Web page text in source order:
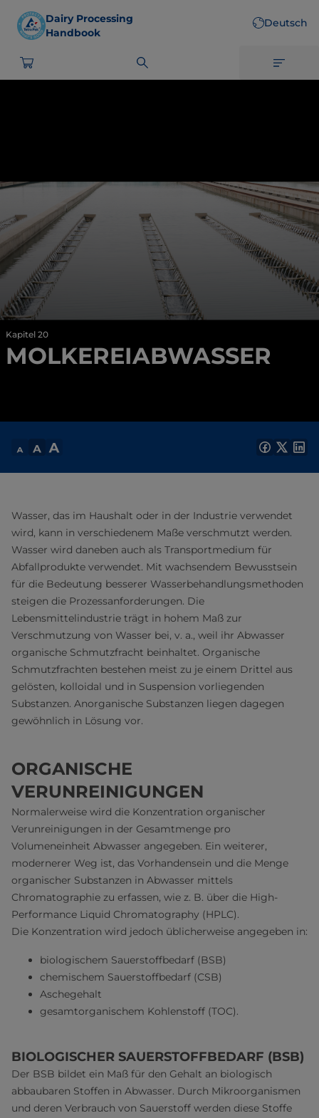
main
content
Dairy Processing
Handbook
Deutsch
Kapitel 20
MOLKEREIABWASSER
Wasser, das im Haushalt oder in der Industrie verwendet
wird, kann in verschiedenem Maße verschmutzt werden.
Wasser wird daneben auch als Transportmedium für
Abfallprodukte verwendet. Mit wachsendem Bewusstsein
für die Bedeutung besserer Wasserbehandlungsmethoden
steigen die Prozessanforderungen. Die
Lebensmittelindustrie trägt in hohem Maß zur
Verschmutzung von Wasser bei, v. a., weil ihr Abwasser
organische Schmutzfracht beinhaltet. Organische
Schmutzfrachten bestehen meist zu je einem Drittel aus
gelösten, kolloidal und in Suspension vorliegenden
Substanzen. Anorganische Substanzen liegen dagegen
gewöhnlich in Lösung vor.
ORGANISCHE
VERUNREINIGUNGEN
Normalerweise wird die Konzentration organischer
Verunreinigungen in der Gesamtmenge pro
Volumeneinheit Abwasser angegeben. Ein weiterer,
modernerer Weg ist, das Vorhandensein und die Menge
organischer Substanzen in Abwasser mittels
Chromatographie zu erfassen, wie z. B. über die High-
Performance Liquid Chromatography (HPLC).
Die Konzentration wird jedoch üblicherweise angegeben in:
biologischem Sauerstoffbedarf (BSB)
chemischem Sauerstoffbedarf (CSB)
Aschegehalt
gesamtorganischem Kohlenstoff (TOC).
BIOLOGISCHER SAUERSTOFFBEDARF (BSB)
Der BSB bildet ein Maß für den Gehalt an biologisch
abbaubaren Stoffen in Abwasser. Durch Mikroorganismen
und deren Verbrauch von Sauerstoff werden diese Stoffe